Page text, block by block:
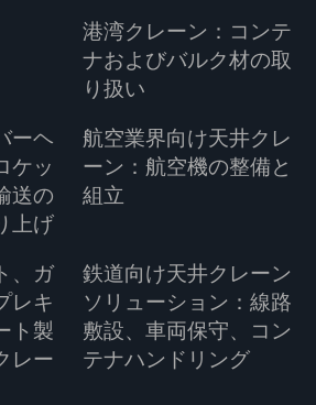
港湾クレーン：コンテ
ナおよびバルク材の取
り扱い
ーヘ
ケッ
送の
上げ
航空業界向け天井クレ
ーン：航空機の整備と
組立
、ガ
レキ
ト製
レー
鉄道向け天井クレーン
ソリューション：線路
敷設、車両保守、コン
テナハンドリング